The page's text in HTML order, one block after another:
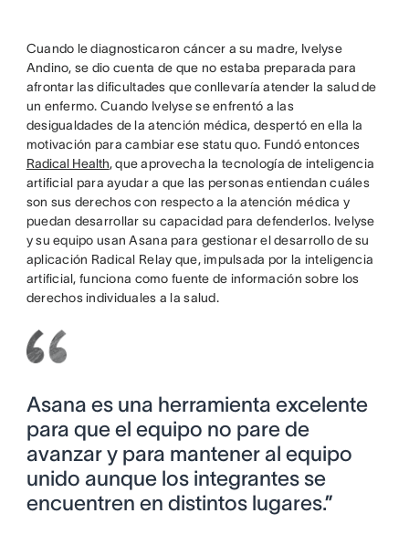
Cuando le diagnosticaron cáncer a su madre, Ivelyse
Andino, se dio cuenta de que no estaba preparada para
afrontar las dificultades que conllevaría atender la salud de
un enfermo. Cuando Ivelyse se enfrentó a las
desigualdades de la atención médica, despertó en ella la
motivación para cambiar ese statu quo. Fundó entonces
Radical Health, que aprovecha la tecnología de inteligencia
artificial para ayudar a que las personas entiendan cuáles
son sus derechos con respecto a la atención médica y
puedan desarrollar su capacidad para defenderlos. Ivelyse
y su equipo usan Asana para gestionar el desarrollo de su
aplicación Radical Relay que, impulsada por la inteligencia
artificial, funciona como fuente de información sobre los
derechos individuales a la salud.
Asana es una herramienta excelente
para que el equipo no pare de
avanzar y para mantener al equipo
unido aunque los integrantes se
encuentren en distintos lugares.”